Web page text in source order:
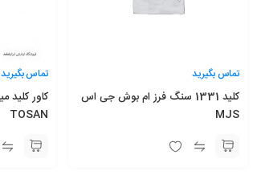
تماس بگیرید
کلید 1331 سنگ فرز ام بوش جی اس
MJS
تماس بگیرید
TOSAN